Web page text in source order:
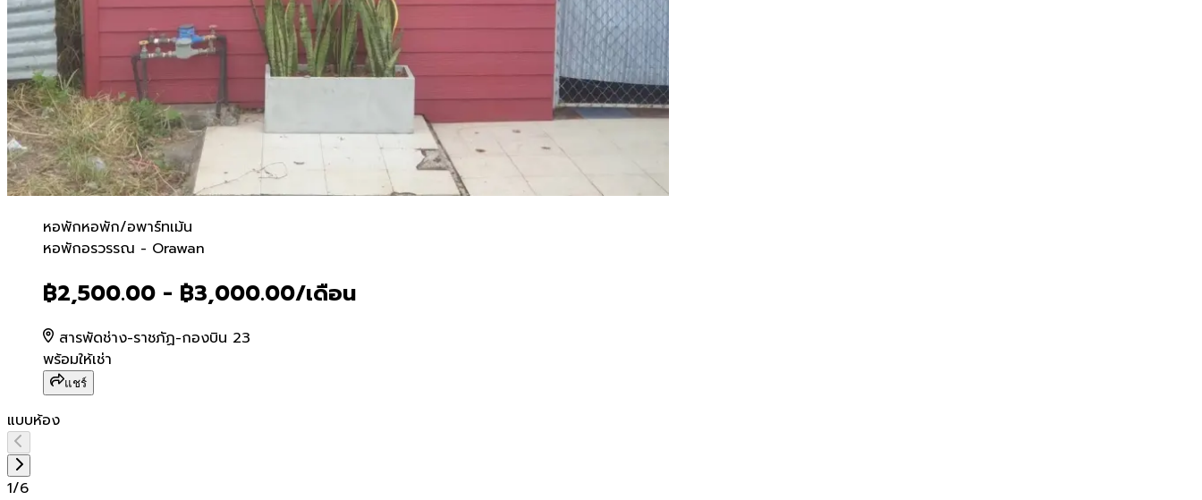
หอพักหอพัก/อพาร์ทเม้น
หอพักอรวรรณ - Orawan
หอพักอรวรรณ - Orawan
฿2,500.00 - ฿3,000.00/เดือน
สารพัดช่าง-ราชภัฏ-กองบิน 23
พร้อมให้เช่า
แชร์
แบบห้อง
1/6